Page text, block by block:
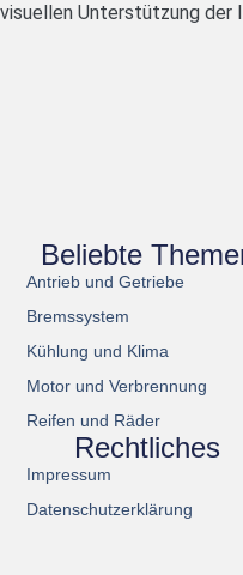
visuellen Unterstützung der
Beliebte
Antrieb und Getriebe
Bremssystem
Kühlung und Klima
Motor und Verbrennung
Reifen und Räder
Rechtliches
Impressum
Datenschutzerklärung